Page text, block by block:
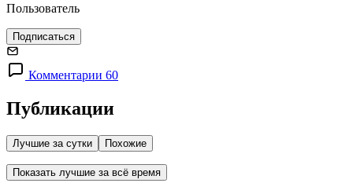
Пользователь
Подписаться
Комментарии 60
Публикации
Лучшие за сутки Похожие
Показать лучшие за всё время